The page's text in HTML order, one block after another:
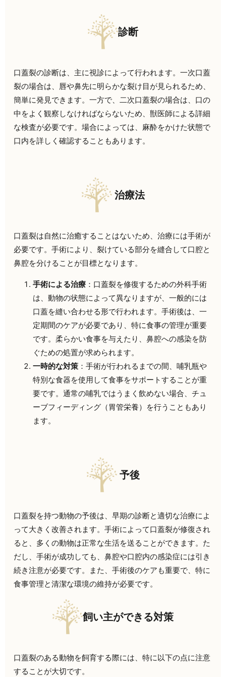
診断
口蓋裂の診断は、主に視診によって行われます。一次口蓋
裂の場合は、唇や鼻先に明らかな裂け目が見られるため、
簡単に発見できます。一方で、二次口蓋裂の場合は、口の
中をよく観察しなければならないため、獣医師による詳細
な検査が必要です。場合によっては、麻酔をかけた状態で
口内を詳しく確認することもあります。
治療法
口蓋裂は自然に治癒することはないため、治療には手術が
必要です。手術により、裂けている部分を縫合して口腔と
鼻腔を分けることが目標となります。
手術による治療：口蓋裂を修復するための外科手術
は、動物の状態によって異なりますが、一般的には
口蓋を縫い合わせる形で行われます。手術後は、一
定期間のケアが必要であり、特に食事の管理が重要
です。柔らかい食事を与えたり、鼻腔への感染を防
ぐための処置が求められます。
一時的な対策：手術が行われるまでの間、哺乳瓶や
特別な食器を使用して食事をサポートすることが重
要です。通常の哺乳ではうまく飲めない場合、チュ
ーブフィーディング（胃管栄養）を行うこともあり
ます。
予後
口蓋裂を持つ動物の予後は、早期の診断と適切な治療によ
って大きく改善されます。手術によって口蓋裂が修復され
ると、多くの動物は正常な生活を送ることができます。た
だし、手術が成功しても、鼻腔や口腔内の感染症には引き
続き注意が必要です。また、手術後のケアも重要で、特に
食事管理と清潔な環境の維持が必要です。
飼い主ができる対策
口蓋裂のある動物を飼育する際には、特に以下の点に注意
することが大切です。